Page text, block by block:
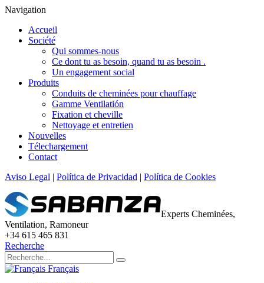
Navigation
Accueil
Société
Qui sommes-nous
Ce dont tu as besoin, quand tu as besoin .
Un engagement social
Produits
Conduits de cheminées pour chauffage
Gamme Ventilatión
Fixation et cheville
Nettoyage et entretien
Nouvelles
Télechargement
Contact
Aviso Legal | Política de Privacidad | Política de Cookies
Experts Cheminées,
Ventilation, Ramoneur
+34 615 465 831
Recherche
Français